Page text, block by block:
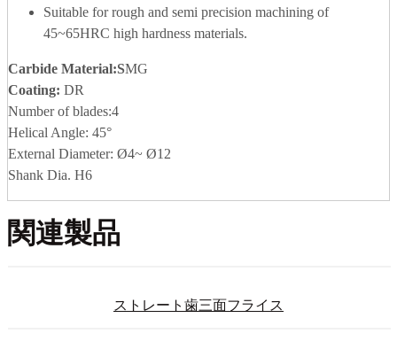
Suitable for rough and semi precision machining of
45~65HRC high hardness materials.
Carbide Material:SMG
Coating: DR
Number of blades:4
Helical Angle: 45°
External Diameter: Ø4~ Ø12
Shank Dia. H6
関連製品
ストレート歯三面フライス